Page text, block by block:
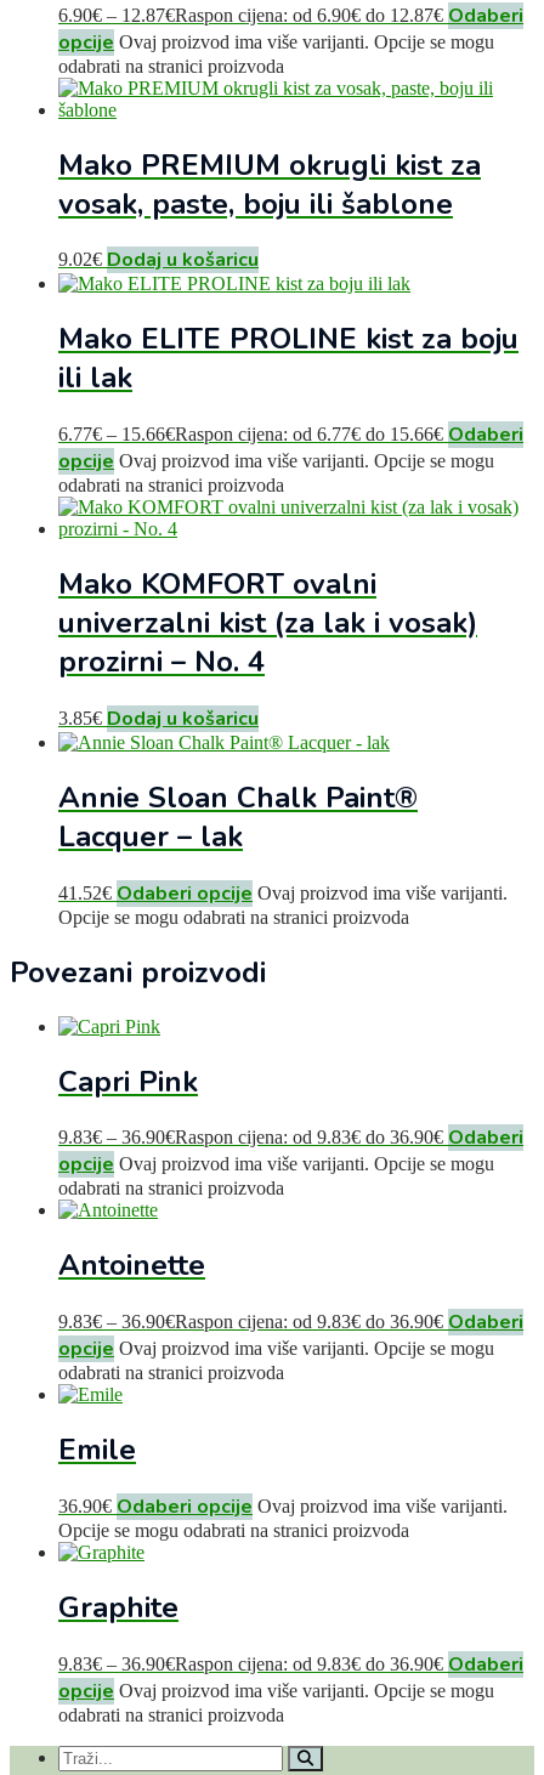
6.90€ – 12.87€Raspon cijena: od 6.90€ do 12.87€ Odaberi
opcije Ovaj proizvod ima više varijanti. Opcije se mogu
odabrati na stranici proizvoda
Mako PREMIUM okrugli kist za
vosak, paste, boju ili šablone
9.02€ Dodaj u košaricu
Mako ELITE PROLINE kist za boju
ili lak
6.77€ – 15.66€Raspon cijena: od 6.77€ do 15.66€ Odaberi
opcije Ovaj proizvod ima više varijanti. Opcije se mogu
odabrati na stranici proizvoda
Mako KOMFORT ovalni
univerzalni kist (za lak i vosak)
prozirni – No. 4
3.85€ Dodaj u košaricu
Annie Sloan Chalk Paint®
Lacquer – lak
41.52€ Odaberi opcije Ovaj proizvod ima više varijanti.
Opcije se mogu odabrati na stranici proizvoda
Povezani proizvodi
Capri Pink
9.83€ – 36.90€Raspon cijena: od 9.83€ do 36.90€ Odaberi
opcije Ovaj proizvod ima više varijanti. Opcije se mogu
odabrati na stranici proizvoda
Antoinette
9.83€ – 36.90€Raspon cijena: od 9.83€ do 36.90€ Odaberi
opcije Ovaj proizvod ima više varijanti. Opcije se mogu
odabrati na stranici proizvoda
Emile
36.90€ Odaberi opcije Ovaj proizvod ima više varijanti.
Opcije se mogu odabrati na stranici proizvoda
Graphite
9.83€ – 36.90€Raspon cijena: od 9.83€ do 36.90€ Odaberi
opcije Ovaj proizvod ima više varijanti. Opcije se mogu
odabrati na stranici proizvoda